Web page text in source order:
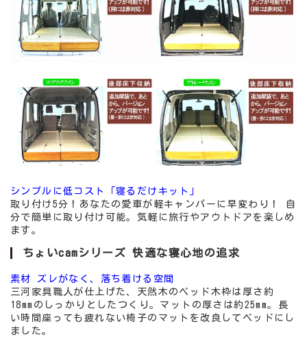
シンプルに低コスト「寝るだけキット」
取り付け5分！あなたの愛車が軽キャンパーに早変わり！ 自
分で簡単に取り付け可能。気軽に旅行やアウトドアを楽しめ
ます。
ちょいcamシリーズ 快適な寝心地の追求
素材 ズレがなく、落ち着ける空間
三河家具職人が仕上げた、天然木のベッド木枠は厚さ約
18mmのしっかりとしたつくり。マットの厚さは約25mm。長
い時間座っても疲れない椅子のマットを改良してベッドにし
ました。